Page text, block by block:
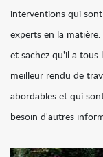
interventions qui
experts en la
et sachez qu'il a tous
meilleur rendu de
abordables et qui
besoin d'autres